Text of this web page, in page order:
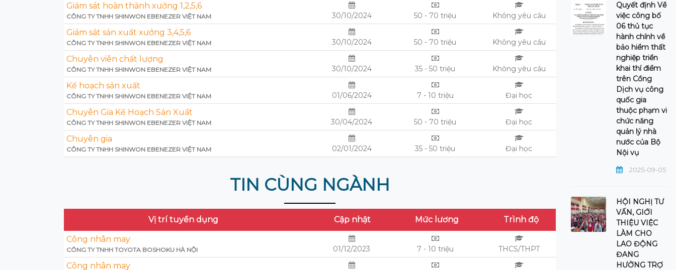
Giám sát hoàn thành xưởng 1,2,5,6
CÔNG TY TNHH SHINWON EBENEZER VIỆT NAM 30/10/2024 50 - 70 triệu Không yêu cầu
Giám sát sản xuất xưởng 3,4,5,6
CÔNG TY TNHH SHINWON EBENEZER VIỆT NAM 30/10/2024 50 - 70 triệu Không yêu cầu
Chuyên viên chất lượng
CÔNG TY TNHH SHINWON EBENEZER VIỆT NAM 30/10/2024 35 - 50 triệu Không yêu cầu
Kế hoạch sản xuất
CÔNG TY TNHH SHINWON EBENEZER VIỆT NAM 01/06/2024 7 - 10 triệu Đại học
Chuyên Gia Kế Hoạch Sản Xuất
CÔNG TY TNHH SHINWON EBENEZER VIỆT NAM 30/04/2024 50 - 70 triệu Đại học
Chuyên gia
CÔNG TY TNHH SHINWON EBENEZER VIỆT NAM 02/01/2024 35 - 50 triệu Đại học
TIN CÙNG NGÀNH
Vị trí tuyển dụng Cập nhật Mức lương Trình độ
Công nhân may
CÔNG TY TNHH TOYOTA BOSHOKU HÀ NỘI 01/12/2023 7 - 10 triệu THCS/THPT
Công nhân may
Quyết định Về
việc công bố
06 thủ tục
hành chính về
bảo hiểm thất
nghiệp triển
khai thí điểm
trên Cổng
Dịch vụ công
quốc gia
thuộc phạm vi
chức năng
quản lý nhà
nước của Bộ
Nội vụ
2025-09-05
HỘI NGHỊ TƯ
VẤN, GIỚI
THIỆU VIỆC
LÀM CHO
LAO ĐỘNG
ĐANG
HƯỞNG TRỢ